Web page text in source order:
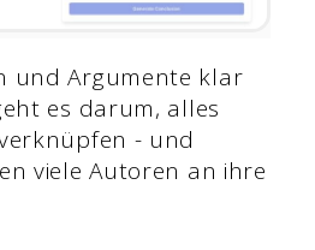
und Argumente klar
es darum, alles
- und
viele Autoren an ihre